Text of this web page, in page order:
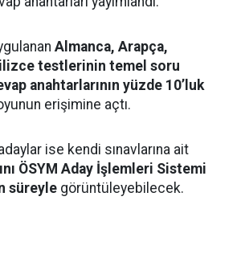
Almanca, Arapça,
testlerinin temel soru
anahtarlarının yüzde 10’luk
erişimine açtı.
ise kendi sınavlarına ait
ÖSYM Aday İşlemleri Sistemi
süreyle görüntüleyebilecek.